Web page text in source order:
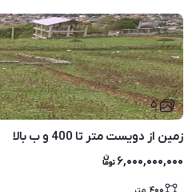
۵
زمین از دویست متر تا 400 و ب بالا
۶,۰۰۰,۰۰۰,۰۰۰